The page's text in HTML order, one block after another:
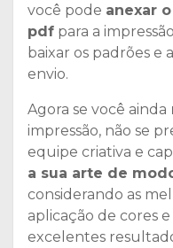
você pode anexar
pdf para a
baixar os padrões e
envio.
Agora se você ainda
impressão, não se
equipe criativa e
a sua arte de
considerando as
aplicação de cores
excelentes